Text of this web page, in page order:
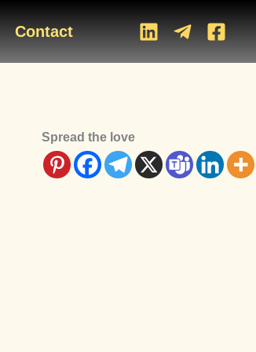
Contact
Spread the love